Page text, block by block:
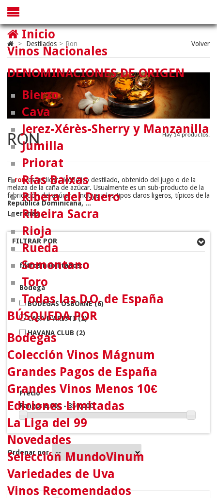
> Destilados > Ron Volver
RON Hay 14 productos.
Elron es un licor alcohólico destilado, obtenido del jugo o de la
melaza de la caña de azúcar. Usualmente es un sub-producto de la
fabricación del azúcar e incluye a los tipos claros ligeros, típicos de la
República Dominicana, ...
Leer más...
FILTRAR POR
filtros habilitados:
Bodega
BODEGAS OSBORNE(6)
CASA D'ARISTI(2)
HAVANA CLUB (2)
Precio
Rango:8,00€ - 350,00€
Ordenar por
22.7
23.90 €
Inicio
Vinos Nacionales
DENOMINACIONES DE ORIGEN
Bierzo
Cava
Jerez-Xérès-Sherry y Manzanilla
Jumilla
Priorat
Rías Baixas
Ribera del Duero
Ribeira Sacra
Rioja
Rueda
Somontano
Toro
Todas las D.O. de España
BÚSQUEDA POR
Bodegas
Colección Vinos Mágnum
Grandes Pagos de España
Grandes Vinos Menos 10€
Ediciones Limitadas
La Liga del 99
Novedades
Selección MundoVinum
Variedades de Uva
Vinos Recomendados